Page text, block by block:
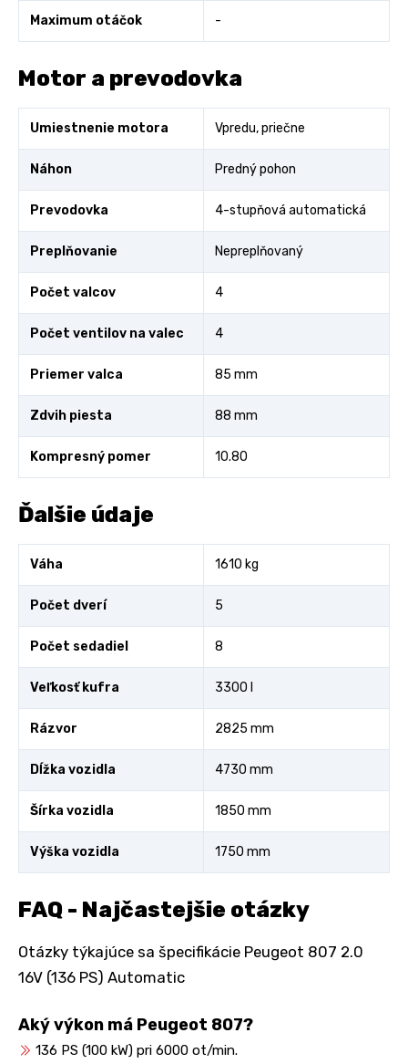
Maximum otáčok -
Motor a prevodovka
Umiestnenie motora Vpredu, priečne
Náhon Predný pohon
Prevodovka 4-stupňová automatická
Preplňovanie Nepreplňovaný
Počet valcov 4
Počet ventilov na valec 4
Priemer valca 85 mm
Zdvih piesta 88 mm
Kompresný pomer 10.80
Ďalšie údaje
Váha 1610 kg
Počet dverí 5
Počet sedadiel 8
Veľkosť kufra 3300 l
Rázvor 2825 mm
Dĺžka vozidla 4730 mm
Šírka vozidla 1850 mm
Výška vozidla 1750 mm
FAQ - Najčastejšie otázky
Otázky týkajúce sa špecifikácie Peugeot 807 2.0
16V (136 PS) Automatic
Aký výkon má Peugeot 807?
136 PS (100 kW) pri 6000 ot/min.